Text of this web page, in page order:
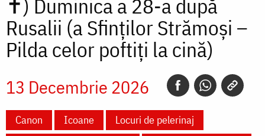
✝) Duminica a 28-a după
Rusalii (a Sfinților Strămoși –
Pilda celor poftiți la cină)
13 Decembrie 2026
Canon Icoane
Locuri de pelerinaj